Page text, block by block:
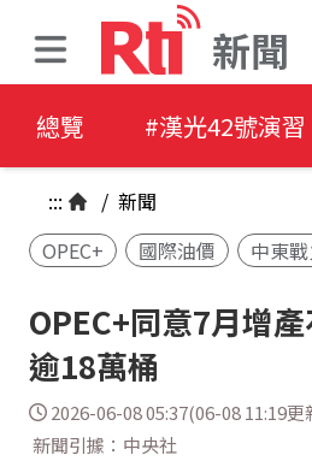
新聞
總覽 #漢光42號演習
::: / 新聞
OPEC+
國際油價 中東
OPEC+同意7月增
逾18萬桶
2026-06-08 05:37(06-08 11:19更
新聞引據：中央社